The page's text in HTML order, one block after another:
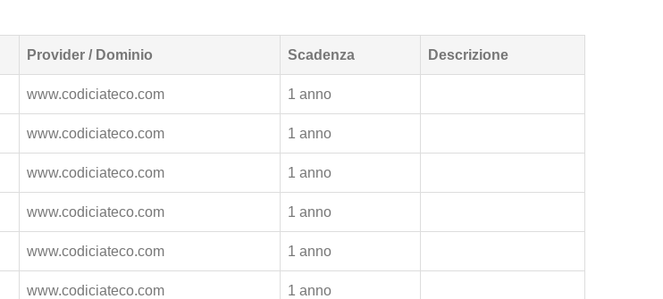
Provider / Dominio Scadenza Descrizione
www.codiciateco.com 1 anno
www.codiciateco.com 1 anno
www.codiciateco.com 1 anno
www.codiciateco.com 1 anno
www.codiciateco.com 1 anno
www.codiciateco.com 1 anno